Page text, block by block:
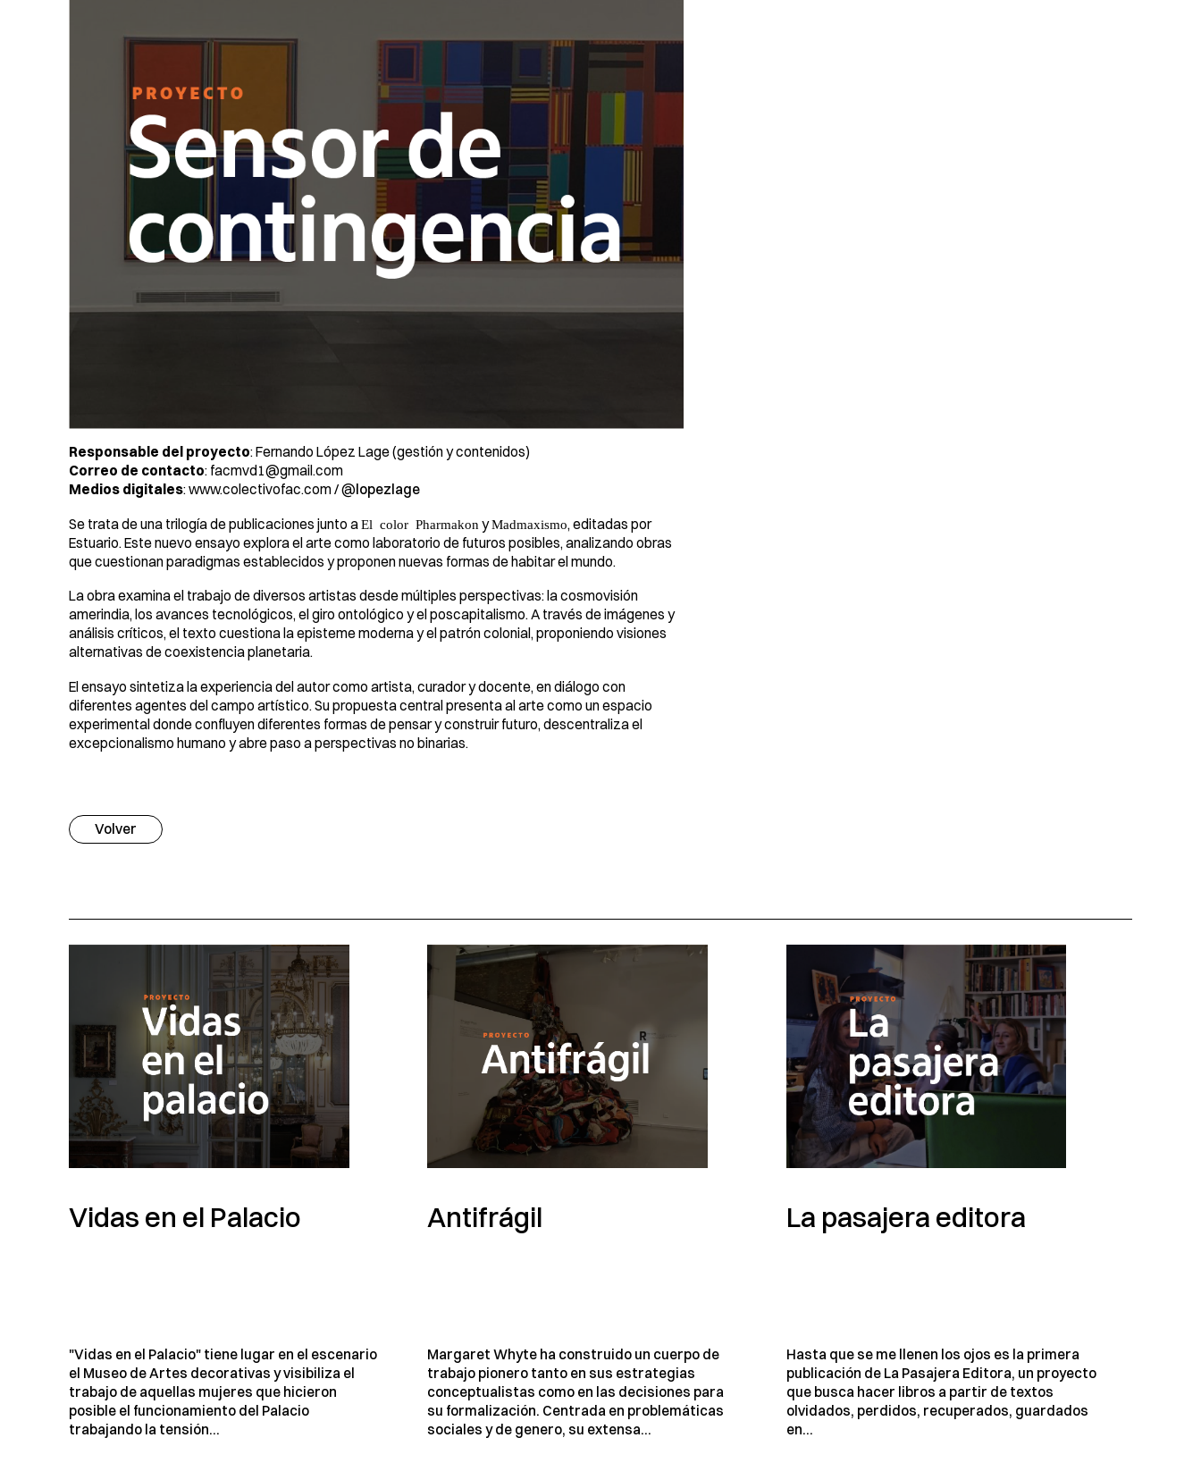
Responsable del proyecto: Fernando López Lage (gestión y contenidos)
Correo de contacto: facmvd1@gmail.com
Medios digitales:www.colectivofac.com/ @ lopezlage
Se trata de una trilogía de publicaciones junto a El color Pharmakon yMadmaxismo, editadas por
Estuario. Este nuevo ensayo explora el arte como laboratorio de futuros posibles, analizando obras
que cuestionan paradigmas establecidos y proponen nuevas formas de habitar el mundo.
La obra examina el trabajo de diversos artistas desde múltiples perspectivas: la cosmovisión
amerindia, los avances tecnológicos, el giro ontológico y el poscapitalismo. A través de imágenes y
análisis críticos, el texto cuestiona la episteme moderna y el patrón colonial, proponiendo visiones
alternativas de coexistencia planetaria.
El ensayo sintetiza la experiencia del autor como artista, curador y docente, en diálogo con
diferentes agentes del campo artístico. Su propuesta central presenta al arte como un espacio
experimental donde confluyen diferentes formas de pensar y construir futuro, descentraliza el
excepcionalismo humano y abre paso a perspectivas no binarias.
Volver
Vidas en el Palacio
"Vidas en el Palacio" tiene lugar en el escenario
el Museo de Artes decorativas y visibiliza el
trabajo de aquellas mujeres que hicieron
posible el funcionamiento del Palacio
trabajando la tensión...
Antifrágil
Margaret Whyte ha construido un cuerpo de
trabajo pionero tanto en sus estrategias
conceptualistas como en las decisiones para
su formalización. Centrada en problemáticas
sociales y de genero, su extensa...
La pasajera editora
Hasta que se me llenen los ojos es la primera
publicación de La Pasajera Editora, un proyecto
que busca hacer libros a partir de textos
olvidados, perdidos, recuperados, guardados
en...